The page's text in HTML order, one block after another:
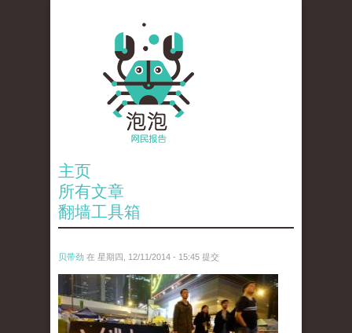
主页
所有文章
翻墙工具箱
贝带劲 在 星期四, 12/11/2014 - 15:45 提交
reporters_18475535.jpg